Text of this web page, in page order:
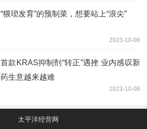
“猥琐发育”的预制菜，想要站上“浪尖”
2023-10-08
首款KRAS抑制剂“转正”遇挫 业内感叹新
药生意越来越难
2023-10-08
太平洋经营网